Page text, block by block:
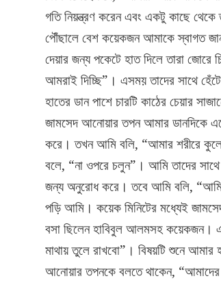
গতি নিয়ন্ত্রণ করেন এবং একটু কাছে
পৌঁছালে বেশ কয়েকজন আমাকে স্বাগত
দেয়ার জন্য পকেটে হাত দিলে তারা
আমরাই দিচ্ছি”। এসময় তাদের সাথে
হাতের ডান পাশে চারটি কাঠের চেয়ার
জামসেদ আনোয়ার তপন আমার ডানদিকে
করে। তখন আমি বলি, “আমার শরীরে
বলে, “না ওপরে চলুন”। আমি তাদের সাথে
জন্য অনুরোধ করে। তবে আমি বলি, “আমি
পড়ি আমি। কয়েক মিনিটের মধ্যেই
বসা ছিলেন হাবিবুল আলমসহ কয়েকজন।
মাথায় তুলে রাখবো”। বিষয়টি শুনে
আনোয়ার তপনকে বলতে থাকেন,